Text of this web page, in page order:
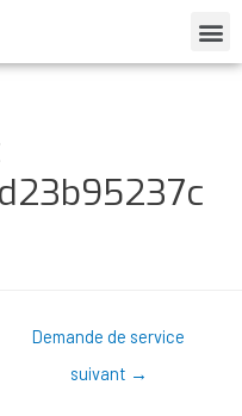
Demande de service
suivant →